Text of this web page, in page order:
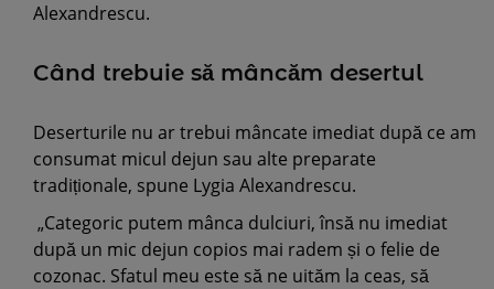
Alexandrescu.
Când trebuie să mâncăm desertul
Deserturile nu ar trebui mâncate imediat după ce am
consumat micul dejun sau alte preparate
tradiționale, spune Lygia Alexandrescu.
„Categoric putem mânca dulciuri, însă nu imediat
după un mic dejun copios mai radem și o felie de
cozonac. Sfatul meu este să ne uităm la ceas, să